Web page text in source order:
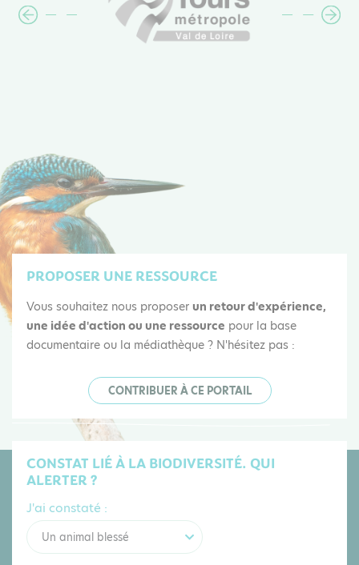
PROPOSER UNE RESSOURCE
Vous souhaitez nous proposer un retour d'expérience,
une idée d'action ou une ressource pour la base
documentaire ou la médiathèque ? N'hésitez pas :
CONTRIBUER À CE PORTAIL
CONSTAT LIÉ À LA BIODIVERSITÉ. QUI
ALERTER ?
J'ai constaté :
Un animal blessé